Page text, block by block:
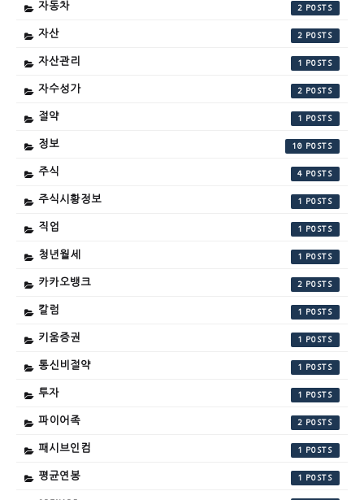
자동차 2
자산 2
자산관리 1
자수성가 2
절약 1
정보 10
주식 4
주식시황정보 1
직업 1
청년월세 1
카카오뱅크 2
칼럼 1
키움증권 1
통신비절약 1
투자 1
파이어족 2
패시브인컴 1
평균연봉 1